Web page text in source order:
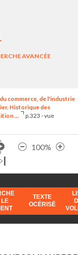
AVANCÉE
commerce, de l'industrie
Historique des
...
p.323 - vue
100%
TEXTE
OCÉRISÉ